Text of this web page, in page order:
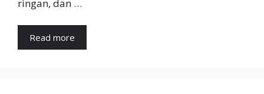
ringan, dan …
Read more